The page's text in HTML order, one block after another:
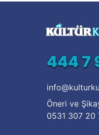
444 7
Öneri ve
0531 307 20